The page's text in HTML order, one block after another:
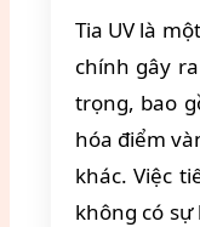
Tia UV là
chính gây
trọng, bao
hóa điểm
khác. Việc
không có